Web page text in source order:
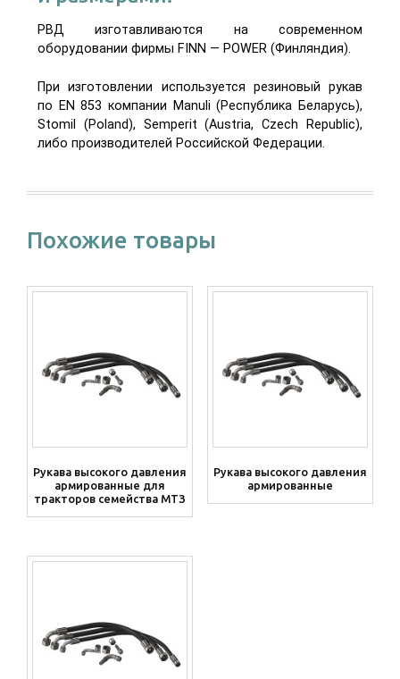
РВД изготавливаются на современном
оборудовании фирмы FINN — POWER (Финляндия).
При изготовлении используется резиновый рукав
по EN 853 компании Manuli (Республика Беларусь),
Stomil (Poland), Semperit (Austria, Czech Republic),
либо производителей Российской Федерации.
Похожие товары
Рукава высокого давления
армированные для
тракторов семейства МТЗ
Рукава высокого давления
армированные